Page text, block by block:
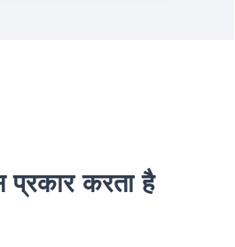
करता है